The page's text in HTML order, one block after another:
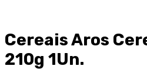
Cereais Aros
210g 1Un.